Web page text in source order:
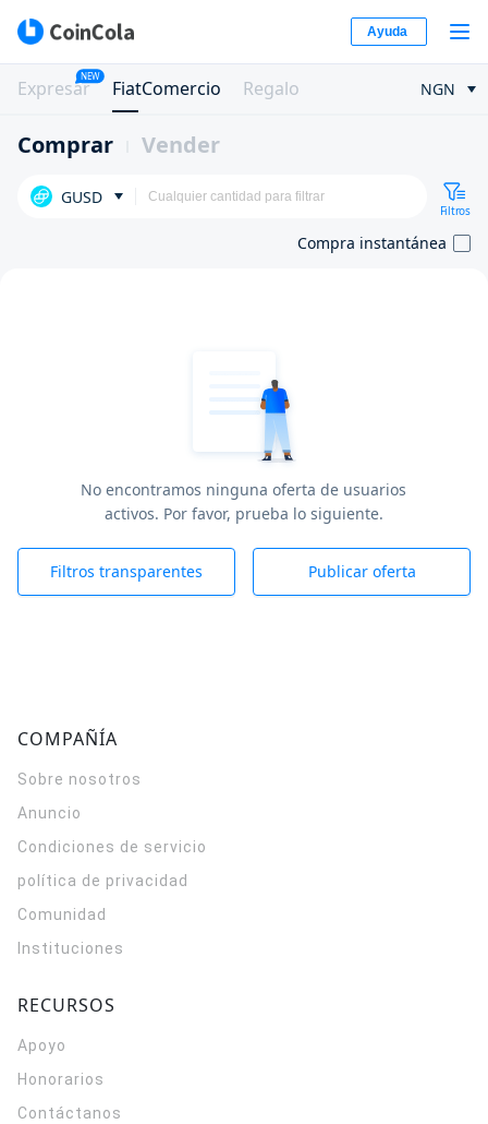
Ayuda
Expresar
NEW
FiatComercio Regalo NGN
Comprar Vender
GUSD
Filtros
Compra instantánea
No encontramos ninguna oferta de usuarios
activos. Por favor, prueba lo siguiente.
Filtros transparentes Publicar oferta
COMPAÑÍA
Sobre nosotros
Anuncio
Condiciones de servicio
política de privacidad
Comunidad
Instituciones
RECURSOS
Apoyo
Honorarios
Contáctanos